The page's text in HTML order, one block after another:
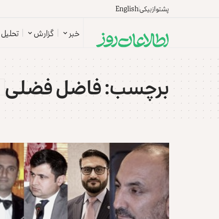
پشتوازبیکیEnglish
خبر گزارش تحلیل
برچسب:فاضل فضلی